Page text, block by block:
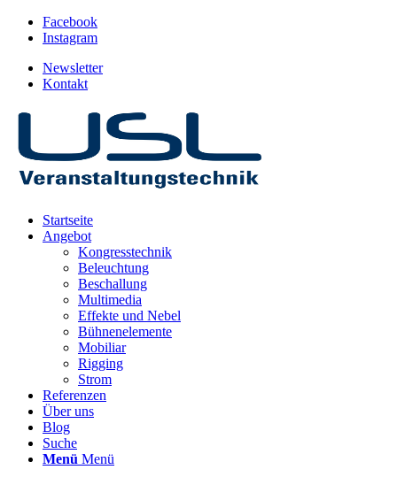
Facebook
Instagram
Newsletter
Kontakt
Startseite
Angebot
Kongresstechnik
Beleuchtung
Beschallung
Multimedia
Effekte und Nebel
Bühnenelemente
Mobiliar
Rigging
Strom
Referenzen
Über uns
Blog
Suche
Menü Menü